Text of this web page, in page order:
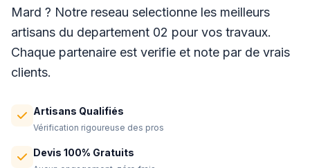
Mard ? Notre reseau selectionne les meilleurs
artisans du departement 02 pour vos travaux.
Chaque partenaire est verifie et note par de vrais
clients.
Artisans Qualifiés
Vérification rigoureuse des pros
Devis 100% Gratuits